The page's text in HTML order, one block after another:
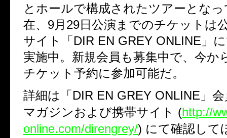
とホールで構成されたツアーとな
在、 9月 29日公演までのチケットは
サイト「 DIR EN GREY ONLINE 」
実施中。新規会員も募集中で、今か
チケット予約に参加可能だ。
詳細は「 DIR EN GREY ONLINE 」
マガジンおよび携帯サイト (http://
online.com/direngrey/) にて確認して